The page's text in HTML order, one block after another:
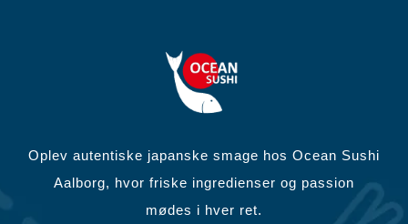
Oplev autentiske japanske smage hos Ocean Sushi
Aalborg, hvor friske ingredienser og passion
mødes i hver ret.